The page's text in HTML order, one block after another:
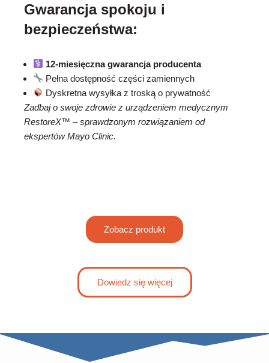
Gwarancja spokoju i
bezpieczeństwa:
12-miesięczna gwarancja producenta
Pełna dostępność części zamiennych
Dyskretna wysyłka z troską o prywatność
Zadbaj o swoje zdrowie z urządzeniem medycznym
RestoreX™ – sprawdzonym rozwiązaniem od
ekspertów Mayo Clinic.
Zobacz produkt
Dowiedz się więcej